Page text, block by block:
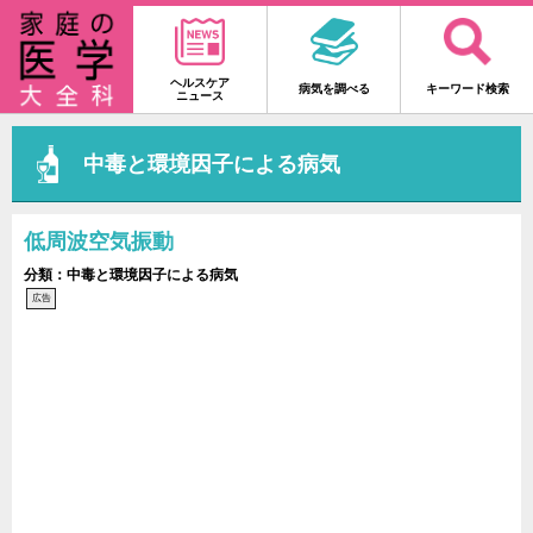
ヘルスケア
ニュース
病気を調べる キーワード検索
中毒と環境因子による病気
低周波空気振動
分類：中毒と環境因子による病気
広告